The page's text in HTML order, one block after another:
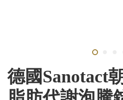
德國Sanotact